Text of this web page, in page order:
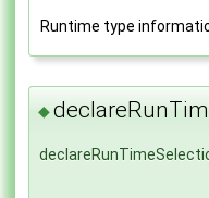
Runtime type
◆